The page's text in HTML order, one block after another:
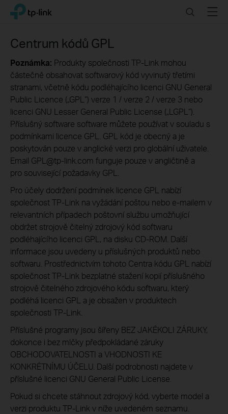
Click
navigation
TP-Link, Reliably Smart SearchMenu
Centrum kódů GPL
Poznámka: Produkty společnosti TP-Link mohou
částečně obsahovat softwarový kód vyvinutý třetími
stranami, včetně kódu podléhajícího licenci GNU General
Public Licence („GPL“) verze 1 / verze 2 / verze 3 nebo
licenci GNU Lesser General Public License („LGPL“).
Příslušný software software můžete používat v souladu s
podmínkami licence GPL. GPL kód je obecný a je
poskytován pouze v anglické verzi pro globální uživatele.
Email GPL@tp-link.com funguje pouze v angličtině a
pro související požadavky GPL.
Pro účely dodržení podmínek licence GPL nabízí
společnost TP-Link na vyžádání poštou nebo e-mailem v
relevantních případech poštovní službu umožňující
obdržet strojově čitelný zdrojový kód softwaru
podléhajícího licenci GPL, na disku CD-ROM. Další
informace jsou uvedeny u příslušných produktů nebo
softwaru. Prostřednictvím tohoto Centra kódu GPL nabízí
společnost TP-Link bezplatné stažení kopií příslušného
strojově čitelného zdrojového kódu softwaru, který
podléhá licenci GPL a je obsažen v produktech
společnosti TP-Link.
Příslušné programy jsou šířeny BEZ JAKÉKOLI ZÁRUKY,
dokonce i bez mlčky předpokládané záruky
OBCHODOVATELNOSTI a VHODNOSTI KE
KONKRÉTNÍMU ÚČELU. Další podrobnosti najdete v
příslušné licenci GNU General Public License.
Pokud si chcete stáhnout zdrojový kód, vyberte model a
verzi produktu TP-Link v níže uvedeném seznamu.